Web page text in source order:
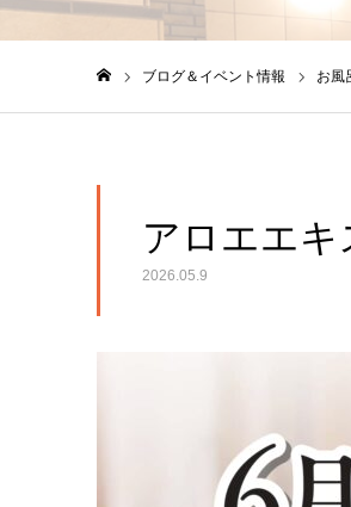
ブログ＆イベント情報 お風
アロエエキ
2026.05.9